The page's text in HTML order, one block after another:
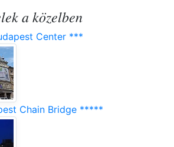
a közelben
Center ***
Chain Bridge *****